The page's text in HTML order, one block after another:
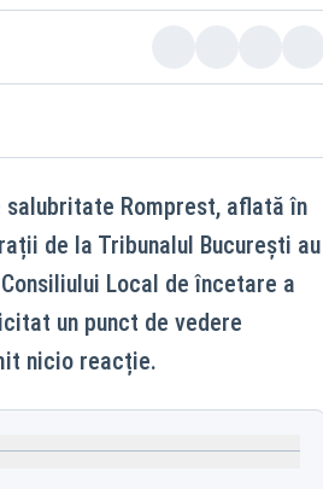
salubritate Romprest, aflată în
de la Tribunalul București au
Local de încetare a
un punct de vedere
nicio reacție.